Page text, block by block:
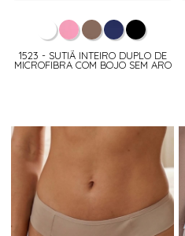
1523 - SUTIÃ INTEIRO DUPLO DE
MICROFIBRA COM BOJO SEM ARO